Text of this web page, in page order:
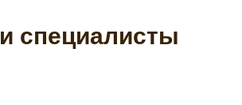
специалисты